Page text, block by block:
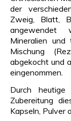
der
Zweig, Blatt,
angewendet
Mineralien und
Mischung
abgekocht und
eingenommen.
Durch heutige
Zubereitung
Kapseln, Pulver